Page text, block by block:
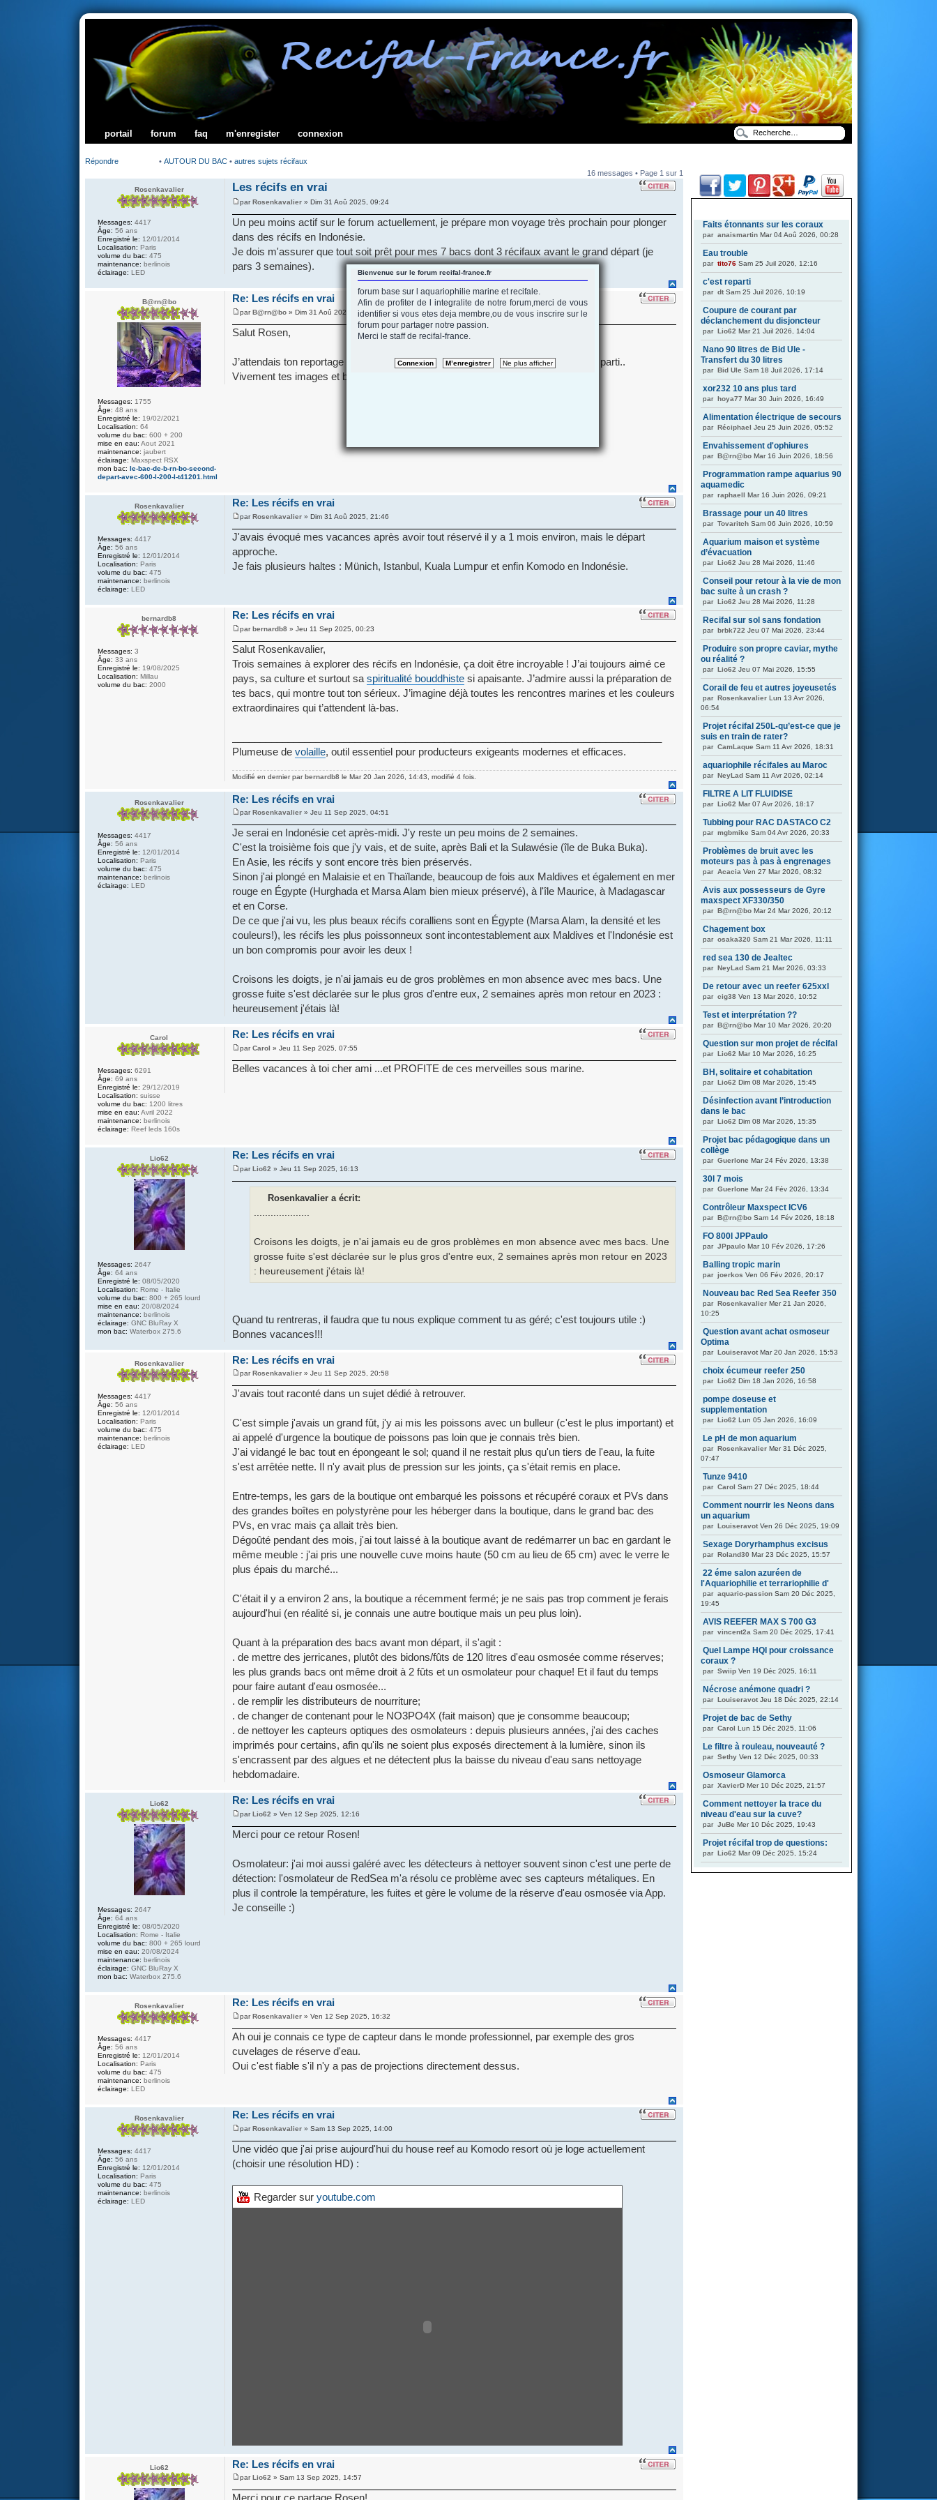
Bienvenue sur le forum recifal-france.fr
forum base sur l aquariophilie marine et recifale.
Afin de profiter de l integralite de notre forum,merci de vous
identifier si vous etes deja membre,ou de vous inscrire sur le
forum pour partager notre passion.
Merci le staff de recifal-france.
portail forum faq m'enregister connexion
Répondre • AUTOUR DU BAC • autres sujets récifaux
16 messages • Page 1 sur 1
Les récifs en vrai
parRosenkavalier » Dim 31 Aoû 2025, 09:24
Un peu moins actif sur le forum actuellement, je prépare mon voyage très prochain pour plonger
dans des récifs en Indonésie.
Je dois m'assurer que tout soit prêt pour mes 7 bacs dont 3 récifaux avant le grand départ (je
pars 3 semaines).
Rosenkavalier
Messages: 4417
Âge: 56 ans
Enregistré le: 12/01/2014
Localisation: Paris
volume du bac: 475
maintenance: berlinois
éclairage: LED
Re: Les récifs en vrai
parB@rn@bo » Dim 31 Aoû 2025, 20:37
Salut Rosen,
J’attendais ton reportage annuel, mais je ne savais pas que tu n’étais pas encore parti..
Vivement tes images et bonnes promenades aquatiques !
B@rn@bo
Messages: 1755
Âge: 48 ans
Enregistré le: 19/02/2021
Localisation: 64
volume du bac: 600 + 200
mise en eau: Aout 2021
maintenance: jaubert
éclairage: Maxspect RSX
mon bac: le-bac-de-b-rn-bo-second-
depart-avec-600-l-200-l-t41201.html
Re: Les récifs en vrai
parRosenkavalier » Dim 31 Aoû 2025, 21:46
J'avais évoqué mes vacances après avoir tout réservé il y a 1 mois environ, mais le départ
approche.
Je fais plusieurs haltes : Münich, Istanbul, Kuala Lumpur et enfin Komodo en Indonésie.
Rosenkavalier
Messages: 4417
Âge: 56 ans
Enregistré le: 12/01/2014
Localisation: Paris
volume du bac: 475
maintenance: berlinois
éclairage: LED
Re: Les récifs en vrai
parbernardb8 » Jeu 11 Sep 2025, 00:23
Salut Rosenkavalier,
Trois semaines à explorer des récifs en Indonésie, ça doit être incroyable ! J’ai toujours aimé ce
pays, sa culture et surtout saspiritualité bouddhiste si apaisante. J’admire aussi la préparation de
tes bacs, qui montre tout ton sérieux. J’imagine déjà toutes les rencontres marines et les couleurs
extraordinaires qui t’attendent là-bas.
Plumeuse devolaille, outil essentiel pour producteurs exigeants modernes et efficaces.
Modifié en dernier parbernardb8 le Mar 20 Jan 2026, 14:43, modifié 4 fois.
bernardb8
Messages: 3
Âge: 33 ans
Enregistré le: 19/08/2025
Localisation: Millau
volume du bac: 2000
Re: Les récifs en vrai
parRosenkavalier » Jeu 11 Sep 2025, 04:51
Je serai en Indonésie cet après-midi. J'y reste un peu moins de 2 semaines.
C'est la troisième fois que j'y vais, et de suite, après Bali et la Sulawésie (île de Buka Buka).
En Asie, les récifs y sont encore très bien préservés.
Sinon j'ai plongé en Malaisie et en Thaïlande, beaucoup de fois aux Maldives et également en mer
rouge en Égypte (Hurghada et Marsa Alam bien mieux préservé), à l'île Maurice, à Madagascar
et en Corse.
De ce que j'ai vu, les plus beaux récifs coralliens sont en Égypte (Marsa Alam, la densité et les
couleurs!), les récifs les plus poissonneux sont incontestablement aux Maldives et l'Indonésie est
un bon compromis pour avoir les deux !
Croisons les doigts, je n'ai jamais eu de gros problèmes en mon absence avec mes bacs. Une
grosse fuite s'est déclarée sur le plus gros d'entre eux, 2 semaines après mon retour en 2023 :
heureusement j'étais là!
Rosenkavalier
Messages: 4417
Âge: 56 ans
Enregistré le: 12/01/2014
Localisation: Paris
volume du bac: 475
maintenance: berlinois
éclairage: LED
Re: Les récifs en vrai
parCarol » Jeu 11 Sep 2025, 07:55
Belles vacances à toi cher ami ...et PROFITE de ces merveilles sous marine.
Carol
Messages: 6291
Âge: 69 ans
Enregistré le: 29/12/2019
Localisation: suisse
volume du bac: 1200 litres
mise en eau: Avril 2022
maintenance: berlinois
éclairage: Reef leds 160s
Re: Les récifs en vrai
parLio62 » Jeu 11 Sep 2025, 16:13
Rosenkavalier a écrit:
Croisons les doigts, je n'ai jamais eu de gros problèmes en mon absence avec mes bacs. Une
grosse fuite s'est déclarée sur le plus gros d'entre eux, 2 semaines après mon retour en 2023
: heureusement j'étais là!
Quand tu rentreras, il faudra que tu nous explique comment tu as géré; c'est toujours utile :)
Bonnes vacances!!!
Lio62
Messages: 2647
Âge: 64 ans
Enregistré le: 08/05/2020
Localisation: Rome - Italie
volume du bac: 800 + 265 lourd
mise en eau: 20/08/2024
maintenance: berlinois
éclairage: GNC BluRay X
mon bac: Waterbox 275.6
Re: Les récifs en vrai
parRosenkavalier » Jeu 11 Sep 2025, 20:58
J'avais tout raconté dans un sujet dédié à retrouver.
C'est simple j'avais un grand fût, j'y ai mis les poissons avec un bulleur (c'est le plus important) et
ai appelé d'urgence la boutique de poissons pas loin que je connais très bien.
J'ai vidangé le bac tout en épongeant le sol; quand il ne restait plus qu'un tiers de l'eau, la fuite
s'est arrêtée nette. Il n'y avait plus de pression sur les joints, ça s'était remis en place.
Entre-temps, les gars de la boutique ont embarqué les poissons et récupéré coraux et PVs dans
des grandes boîtes en polystyrène pour les héberger dans la boutique, dans le grand bac des
PVs, en vrac mais ça allait très bien.
Dégoûté pendant des mois, j'ai tout laissé à la boutique avant de redémarrer un bac en gardant le
même meuble : j'ai pris une nouvelle cuve moins haute (50 cm au lieu de 65 cm) avec le verre le
plus épais du marché...
C'était il y a environ 2 ans, la boutique a récemment fermé; je ne sais pas trop comment je ferais
aujourd'hui (en réalité si, je connais une autre boutique mais un peu plus loin).
Quant à la préparation des bacs avant mon départ, il s'agit :
. de mettre des jerricanes, plutôt des bidons/fûts de 120 litres d'eau osmosée comme réserves;
les plus grands bacs ont même droit à 2 fûts et un osmolateur pour chaque! Et il faut du temps
pour faire autant d'eau osmosée...
. de remplir les distributeurs de nourriture;
. de changer de contenant pour le NO3PO4X (fait maison) que je consomme beaucoup;
. de nettoyer les capteurs optiques des osmolateurs : depuis plusieurs années, j'ai des caches
imprimés pour certains, afin qu'ils ne soient plus exposés directement à la lumière, sinon ils
s'encrassent par des algues et ne détectent plus la baisse du niveau d'eau sans nettoyage
hebdomadaire.
Rosenkavalier
Messages: 4417
Âge: 56 ans
Enregistré le: 12/01/2014
Localisation: Paris
volume du bac: 475
maintenance: berlinois
éclairage: LED
Re: Les récifs en vrai
parLio62 » Ven 12 Sep 2025, 12:16
Merci pour ce retour Rosen!
Osmolateur: j'ai moi aussi galéré avec les détecteurs à nettoyer souvent sinon c'est une perte de
détection: l'osmolateur de RedSea m'a résolu ce problème avec ses capteurs métaliques. En
plus il controle la température, les fuites et gère le volume de la réserve d'eau osmosée via App.
Je conseille :)
Lio62
Messages: 2647
Âge: 64 ans
Enregistré le: 08/05/2020
Localisation: Rome - Italie
volume du bac: 800 + 265 lourd
mise en eau: 20/08/2024
maintenance: berlinois
éclairage: GNC BluRay X
mon bac: Waterbox 275.6
Re: Les récifs en vrai
parRosenkavalier » Ven 12 Sep 2025, 16:32
Ah oui je connais ce type de capteur dans le monde professionnel, par exemple des gros
cuvelages de réserve d'eau.
Oui c'est fiable s'il n'y a pas de projections directement dessus.
Rosenkavalier
Messages: 4417
Âge: 56 ans
Enregistré le: 12/01/2014
Localisation: Paris
volume du bac: 475
maintenance: berlinois
éclairage: LED
Re: Les récifs en vrai
parRosenkavalier » Sam 13 Sep 2025, 14:00
Une vidéo que j'ai prise aujourd'hui du house reef au Komodo resort où je loge actuellement
(choisir une résolution HD) :
Regarder suryoutube.com
Rosenkavalier
Messages: 4417
Âge: 56 ans
Enregistré le: 12/01/2014
Localisation: Paris
volume du bac: 475
maintenance: berlinois
éclairage: LED
Re: Les récifs en vrai
parLio62 » Sam 13 Sep 2025, 14:57
Lio62
Faits étonnants sur les coraux
par anaismartin Mar 04 Aoû 2026, 00:28
Eau trouble
par tito76 Sam 25 Juil 2026, 12:16
c'est reparti
par dt Sam 25 Juil 2026, 10:19
Coupure de courant par
déclanchement du disjoncteur
par Lio62 Mar 21 Juil 2026, 14:04
Nano 90 litres de Bid Ule -
Transfert du 30 litres
par Bid Ule Sam 18 Juil 2026, 17:14
xor232 10 ans plus tard
par hoya77 Mar 30 Juin 2026, 16:49
Alimentation électrique de secours
par Réciphael Jeu 25 Juin 2026, 05:52
Envahissement d'ophiures
par B@rn@bo Mar 16 Juin 2026, 18:56
Programmation rampe aquarius 90
aquamedic
par raphaell Mar 16 Juin 2026, 09:21
Brassage pour un 40 litres
par Tovaritch Sam 06 Juin 2026, 10:59
Aquarium maison et système
d’évacuation
par Lio62 Jeu 28 Mai 2026, 11:46
Conseil pour retour à la vie de mon
bac suite à un crash ?
par Lio62 Jeu 28 Mai 2026, 11:28
Recifal sur sol sans fondation
par brbk722 Jeu 07 Mai 2026, 23:44
Produire son propre caviar, mythe
ou réalité ?
par Lio62 Jeu 07 Mai 2026, 15:55
Corail de feu et autres joyeusetés
par Rosenkavalier Lun 13 Avr 2026,
06:54
Projet récifal 250L-qu’est-ce que je
suis en train de rater?
par CamLaque Sam 11 Avr 2026, 18:31
aquariophile récifales au Maroc
par NeyLad Sam 11 Avr 2026, 02:14
FILTRE A LIT FLUIDISE
par Lio62 Mar 07 Avr 2026, 18:17
Tubbing pour RAC DASTACO C2
par mgbmike Sam 04 Avr 2026, 20:33
Problèmes de bruit avec les
moteurs pas à pas à engrenages
par Acacia Ven 27 Mar 2026, 08:32
Avis aux possesseurs de Gyre
maxspect XF330/350
par B@rn@bo Mar 24 Mar 2026, 20:12
Chagement box
par osaka320 Sam 21 Mar 2026, 11:11
red sea 130 de Jealtec
par NeyLad Sam 21 Mar 2026, 03:33
De retour avec un reefer 625xxl
par cig38 Ven 13 Mar 2026, 10:52
Test et interprétation ??
par B@rn@bo Mar 10 Mar 2026, 20:20
Question sur mon projet de récifal
par Lio62 Mar 10 Mar 2026, 16:25
BH, solitaire et cohabitation
par Lio62 Dim 08 Mar 2026, 15:45
Désinfection avant l’introduction
dans le bac
par Lio62 Dim 08 Mar 2026, 15:35
Projet bac pédagogique dans un
collège
par Guerlone Mar 24 Fév 2026, 13:38
30l 7 mois
par Guerlone Mar 24 Fév 2026, 13:34
Contrôleur Maxspect ICV6
par B@rn@bo Sam 14 Fév 2026, 18:18
FO 800l JPPaulo
par JPpaulo Mar 10 Fév 2026, 17:26
Balling tropic marin
par joerkos Ven 06 Fév 2026, 20:17
Nouveau bac Red Sea Reefer 350
par Rosenkavalier Mer 21 Jan 2026,
10:25
Question avant achat osmoseur
Optima
par Louiseravot Mar 20 Jan 2026, 15:53
choix écumeur reefer 250
par Lio62 Dim 18 Jan 2026, 16:58
pompe doseuse et
supplementation
par Lio62 Lun 05 Jan 2026, 16:09
Le pH de mon aquarium
par Rosenkavalier Mer 31 Déc 2025,
07:47
Tunze 9410
par Carol Sam 27 Déc 2025, 18:44
Comment nourrir les Neons dans
un aquarium
par Louiseravot Ven 26 Déc 2025, 19:09
Sexage Doryrhamphus excisus
par Roland30 Mar 23 Déc 2025, 15:57
22 éme salon azuréen de
l'Aquariophilie et terrariophilie d'
par aquario-passion Sam 20 Déc 2025,
19:45
AVIS REEFER MAX S 700 G3
par vincent2a Sam 20 Déc 2025, 17:41
Quel Lampe HQI pour croissance
coraux ?
par Swiip Ven 19 Déc 2025, 16:11
Nécrose anémone quadri ?
par Louiseravot Jeu 18 Déc 2025, 22:14
Projet de bac de Sethy
par Carol Lun 15 Déc 2025, 11:06
Le filtre à rouleau, nouveauté ?
par Sethy Ven 12 Déc 2025, 00:33
Osmoseur Glamorca
par XavierD Mer 10 Déc 2025, 21:57
Comment nettoyer la trace du
niveau d'eau sur la cuve?
par JuBe Mer 10 Déc 2025, 19:43
Projet récifal trop de questions:
par Lio62 Mar 09 Déc 2025, 15:24